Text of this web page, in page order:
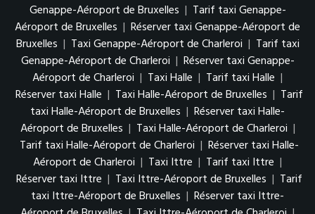
Genappe-Aéroport de Bruxelles | Tarif taxi Genappe-
Aéroport de Bruxelles | Réserver taxi Genappe-Aéroport de
Bruxelles | Taxi Genappe-Aéroport de Charleroi | Tarif taxi
Genappe-Aéroport de Charleroi | Réserver taxi Genappe-
Aéroport de Charleroi | Taxi Halle | Tarif taxi Halle |
Réserver taxi Halle | Taxi Halle-Aéroport de Bruxelles | Tarif
taxi Halle-Aéroport de Bruxelles | Réserver taxi Halle-
Aéroport de Bruxelles | Taxi Halle-Aéroport de Charleroi |
Tarif taxi Halle-Aéroport de Charleroi | Réserver taxi Halle-
Aéroport de Charleroi | Taxi Ittre | Tarif taxi Ittre |
Réserver taxi Ittre | Taxi Ittre-Aéroport de Bruxelles | Tarif
taxi Ittre-Aéroport de Bruxelles | Réserver taxi Ittre-